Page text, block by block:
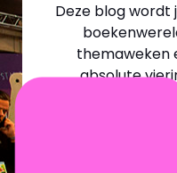
Deze blog
themaweken
absolute
met woorden
van
poëzie,